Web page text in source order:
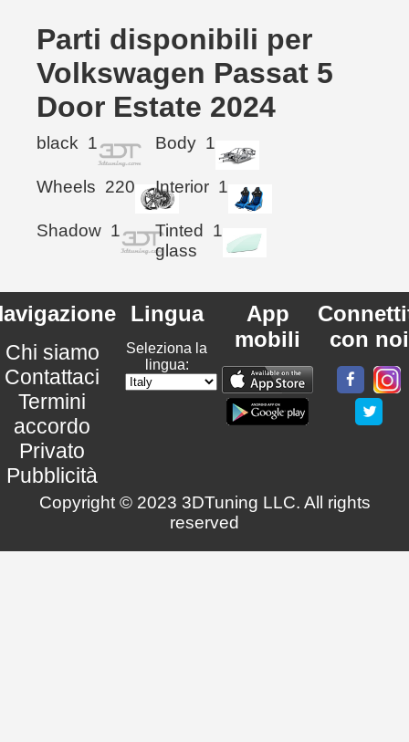
Parti disponibili per
Volkswagen Passat 5
Door Estate 2024
black 1 Body 1
Wheels 220 Interior 1
Shadow 1
Tinted
glass
1
Chi siamo
Contattaci
Termini
accordo
Privato
Pubblicità
Lingua
Seleziona la
lingua:
App
mobili
con noi
Copyright © 2023 3DTuning LLC. All rights
reserved